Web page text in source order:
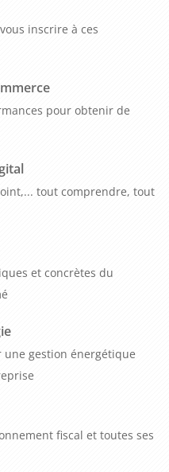
tarification, anticiper les
administratives. Cette
économique de
d'optimisation. Les
les mécanismes de
avec la réalité de leur
les relations avec les
gagnent du temps
réglementaires et
nous pour organiser
professionnaliser la gestion
ou médico-social.
inscrire à ces
pour obtenir de
tout comprendre, tout
et concrètes du
une gestion énergétique
fiscal et toutes ses